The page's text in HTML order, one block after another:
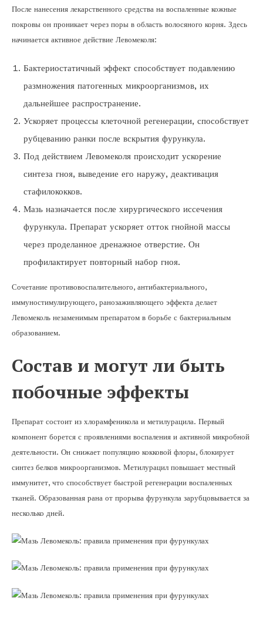
После нанесения лекарственного средства на воспаленные кожные
покровы он проникает через поры в область волосяного корня. Здесь
начинается активное действие Левомеколя:
Бактериостатичный эффект способствует подавлению
размножения патогенных микроорганизмов, их
дальнейшее распространение.
Ускоряет процессы клеточной регенерации, способствует
рубцеванию ранки после вскрытия фурункула.
Под действием Левомеколя происходит ускорение
синтеза гноя, выведение его наружу, деактивация
стафилококков.
Мазь назначается после хирургического иссечения
фурункула. Препарат ускоряет отток гнойной массы
через проделанное дренажное отверстие. Он
профилактирует повторный набор гноя.
Сочетание противовоспалительного, антибактериального,
иммуностимулирующего, ранозаживляющего эффекта делает
Левомеколь незаменимым препаратом в борьбе с бактериальным
образованием.
Состав и могут ли быть
побочные эффекты
Препарат состоит из хлорамфеникола и метилурацила. Первый
компонент борется с проявлениями воспаления и активной микробной
деятельности. Он снижает популяцию кокковой флоры, блокирует
синтез белков микроорганизмов. Метилурацил повышает местный
иммунитет, что способствует быстрой регенерации воспаленных
тканей. Образованная рана от прорыва фурункула зарубцовывается за
несколько дней.